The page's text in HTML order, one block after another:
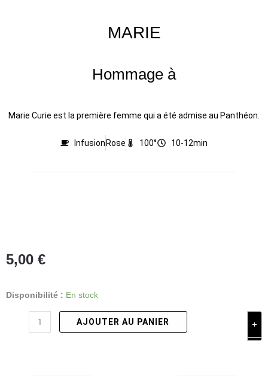
MARIE
Hommage à
Marie Curie est la première femme qui a été admise au Panthéon.
InfusionRose 100° 10-12min
5,00 €
Disponibilité : En stock
-
quantité
+
AJOUTER AU PANIER